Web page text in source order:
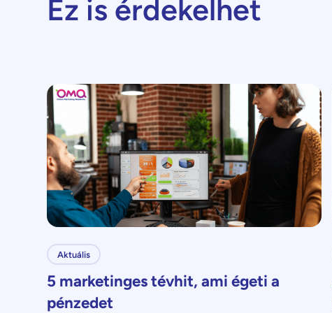
Ez is érdekelhet
Aktuális
5 marketinges tévhit, ami égeti a
pénzedet